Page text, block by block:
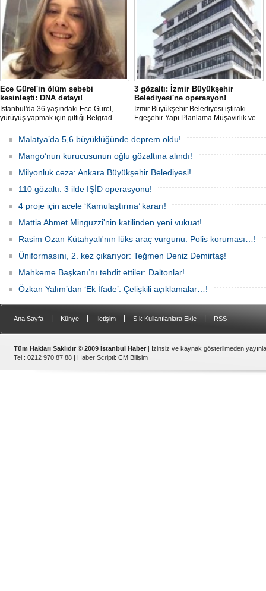
Ece Gürel'in ölüm sebebi
kesinleşti: DNA detayı!
İstanbul'da 36 yaşındaki Ece Gürel,
yürüyüş yapmak için gittiği Belgrad
karıştı. 4 gün sonra sağ bulunan ancak
kaldırıldığı hastanede hayatını
kaybeden Ece'nin ölümüyle ilgili
soruşturma tamamlanırken, dikkat
çeken detaylar yer aldı.
3 gözaltı: İzmir Büyükşehir
Belediyesi'ne operasyon!
İzmir Büyükşehir Belediyesi iştiraki
Egeşehir Yapı Planlama Müşavirlik ve
karıştırma' operasyonu düzenlendi. 4
şüpheliden 3'ü; Jandarma ekipleri
tarafınca gözaltına alındı.
Malatya’da 5,6 büyüklüğünde deprem oldu!
Mango’nun kurucusunun oğlu gözaltına alındı!
Milyonluk ceza: Ankara Büyükşehir Belediyesi!
110 gözaltı: 3 ilde IŞİD operasyonu!
4 proje için acele ‘Kamulaştırma’ kararı!
Mattia Ahmet Minguzzi'nin katilinden yeni vukuat!
Rasim Ozan Kütahyalı'nın lüks araç vurgunu: Polis koruması…!
Üniformasını, 2. kez çıkarıyor: Teğmen Deniz Demirtaş!
Mahkeme Başkanı’nı tehdit ettiler: Daltonlar!
Özkan Yalım’dan ‘Ek İfade’: Çelişkili açıklamalar…!
Ana Sayfa Künye İletişim Sık Kullanılanlara Ekle RSS
Tüm Hakları Saklıdır © 2009 İstanbul Haber | İzinsiz ve kaynak gösterilmeden
Tel : 0212 970 87 88 | Haber Scripti: CM Bilişim